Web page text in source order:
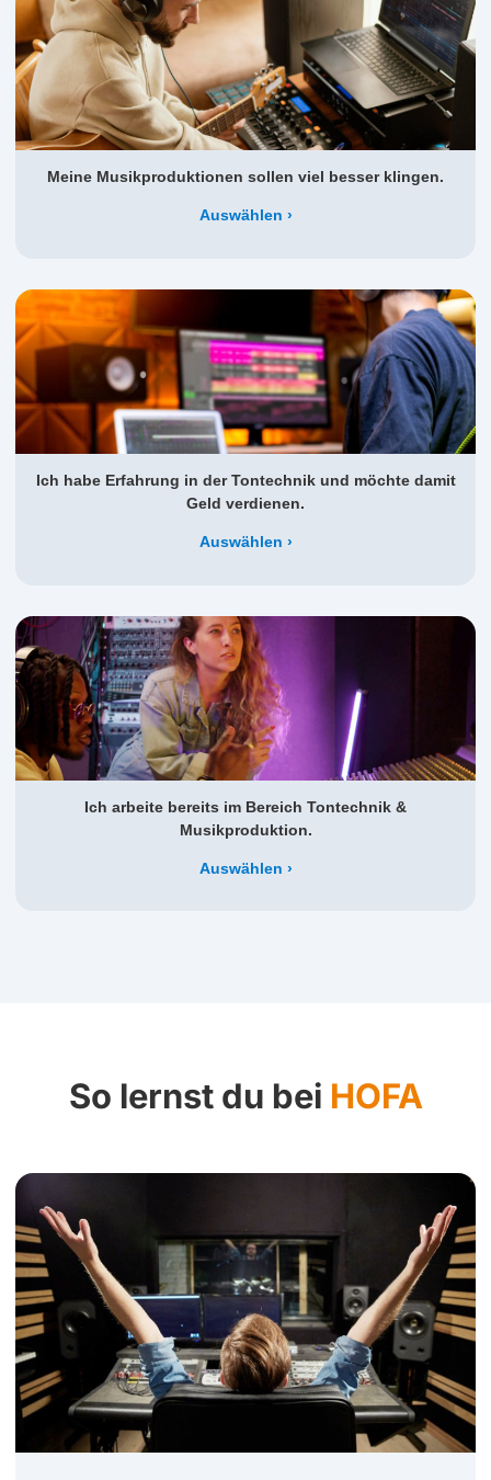
Meine Musikproduktionen sollen viel besser klingen.
Auswählen
Ich habe Erfahrung in der Tontechnik und möchte damit
Geld verdienen.
Auswählen
Ich arbeite bereits im Bereich Tontechnik &
Musikproduktion.
Auswählen
So lernst du bei HOFA